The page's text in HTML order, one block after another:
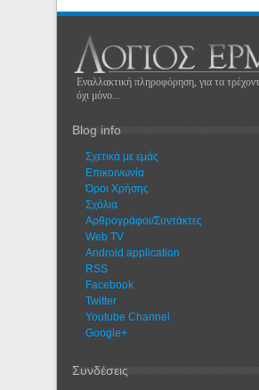
Εναλλακτική πληροφόρηση, για τα
όχι μόνο...
Blog info
Σχετικά με εμάς
Eπικοινωνία
Όροι Χρήσης
Σχόλια
Αρθρογράφοι/Συντάκτες
Web TV
Android application
RSS
Facebook
Twitter
Youtube Channel
Google+
Συνδέσεις